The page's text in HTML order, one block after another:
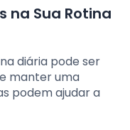
na Sua Rotina
diária pode ser
manter uma
podem ajudar a